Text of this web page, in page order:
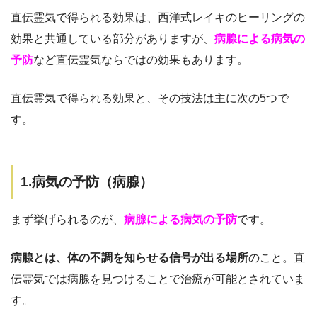
直伝霊気で得られる効果は、西洋式レイキのヒーリングの
効果と共通している部分がありますが、 病腺による病気の
予防など直伝霊気ならではの効果もあります。
直伝霊気で得られる効果と、その技法は主に次の5つで
す。
1.病気の予防（病腺）
まず挙げられるのが、 病腺による病気の予防です。
病腺とは、体の不調を知らせる信号が出る場所のこと。直
伝霊気では病腺を見つけることで治療が可能とされていま
す。